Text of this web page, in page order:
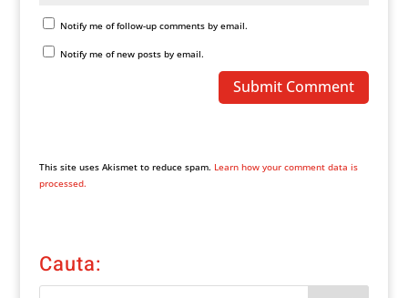
Notify me of follow-up comments by email.
Notify me of new posts by email.
This site uses Akismet to reduce spam. Learn how your comment data is
processed.
Cauta: